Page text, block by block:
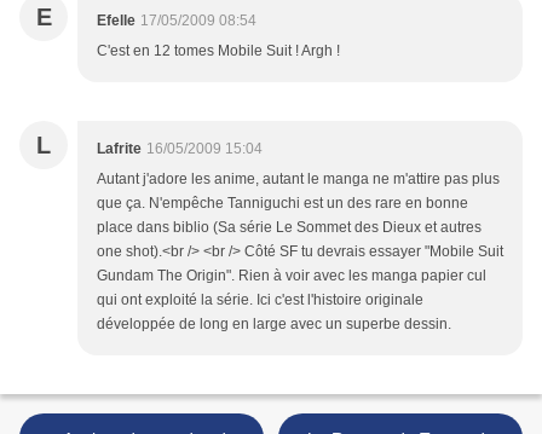
E Efelle 17/05/2009 08:54
C'est en 12 tomes Mobile Suit ! Argh !
L Lafrite 16/05/2009 15:04
Autant j'adore les anime, autant le manga ne m'attire pas plus
que ça. N'empêche Tanniguchi est un des rare en bonne
place dans biblio (Sa série Le Sommet des Dieux et autres
one shot).<br /> <br /> Côté SF tu devrais essayer "Mobile Suit
Gundam The Origin". Rien à voir avec les manga papier cul
qui ont exploité la série. Ici c'est l'histoire originale
développée de long en large avec un superbe dessin.